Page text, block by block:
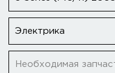
Электрика
Необходимая